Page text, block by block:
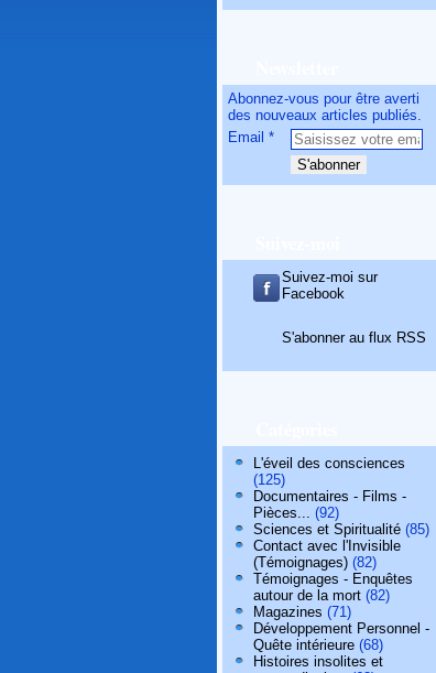
Abonnez-vous pour être averti
des nouveaux articles publiés.
Email
Suivez-moi sur
Facebook
S'abonner au flux RSS
L'éveil des consciences
(125)
Documentaires - Films -
Pièces... (92)
Sciences et Spiritualité (85)
Contact avec l'Invisible
(Témoignages) (82)
Témoignages - Enquêtes
autour de la mort (82)
Magazines (71)
Développement Personnel -
Quête intérieure (68)
Histoires insolites et